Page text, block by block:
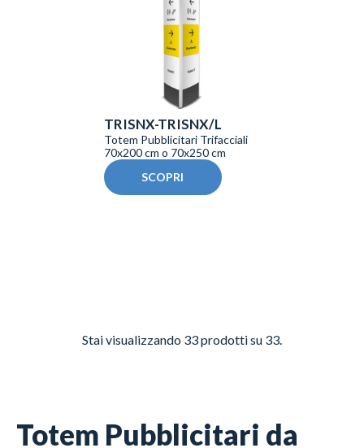
TRISNX-TRISNX/L
Totem Pubblicitari Trifacciali
70x200 cm o 70x250 cm
SCOPRI
Stai visualizzando 33prodotti su 33.
Totem Pubblicitari da